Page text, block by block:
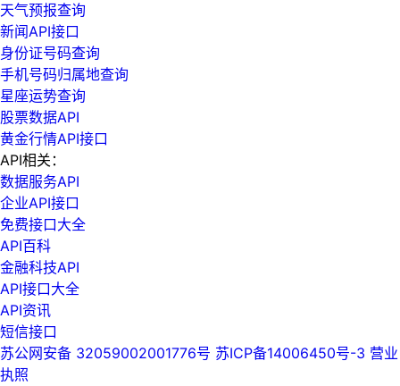
天气预报查询
新闻API接口
身份证号码查询
手机号码归属地查询
星座运势查询
股票数据API
黄金行情API接口
API相关：
数据服务API
企业API接口
免费接口大全
API百科
金融科技API
API接口大全
API资讯
短信接口
苏公网安备 32059002001776号 苏ICP备14006450号-3 营业
执照